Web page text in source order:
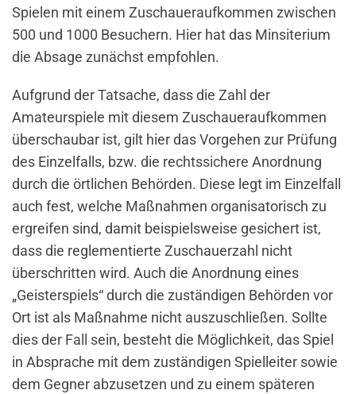
Spielen mit einem Zuschaueraufkommen zwischen
500 und 1000 Besuchern. Hier hat das Minsiterium
die Absage zunächst empfohlen.
Aufgrund der Tatsache, dass die Zahl der
Amateurspiele mit diesem Zuschaueraufkommen
überschaubar ist, gilt hier das Vorgehen zur Prüfung
des Einzelfalls, bzw. die rechtssichere Anordnung
durch die örtlichen Behörden. Diese legt im Einzelfall
auch fest, welche Maßnahmen organisatorisch zu
ergreifen sind, damit beispielsweise gesichert ist,
dass die reglementierte Zuschauerzahl nicht
überschritten wird. Auch die Anordnung eines
„Geisterspiels“ durch die zuständigen Behörden vor
Ort ist als Maßnahme nicht auszuschließen. Sollte
dies der Fall sein, besteht die Möglichkeit, das Spiel
in Absprache mit dem zuständigen Spielleiter sowie
dem Gegner abzusetzen und zu einem späteren